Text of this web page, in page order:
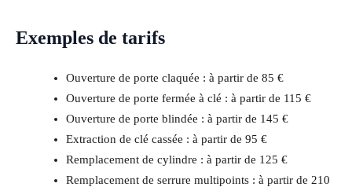
Exemples de tarifs
Ouverture de porte claquée : à partir de 85 €
Ouverture de porte fermée à clé : à partir de 115 €
Ouverture de porte blindée : à partir de 145 €
Extraction de clé cassée : à partir de 95 €
Remplacement de cylindre : à partir de 125 €
Remplacement de serrure multipoints : à partir de 210